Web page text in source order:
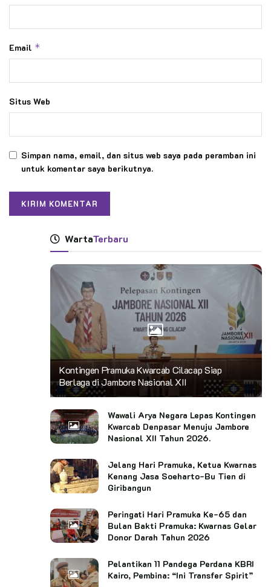
Email *
Situs Web
Simpan nama, email, dan situs web saya pada peramban ini
untuk komentar saya berikutnya.
WartaTerbaru
Kontingen Pramuka Kwarcab Cilacap Siap
Berlaga di Jambore Nasional XII
Wawali Arya Negara Lepas Kontingen
Kwarcab Denpasar Menuju Jambore
Nasional XII Tahun 2026.
Jelang Hari Pramuka, Ketua Kwarnas
Kenang Jasa Soeharto-Bu Tien di
Giribangun
Peringati Hari Pramuka Ke-65 dan
Bulan Bakti Pramuka: Kwarnas Gelar
Donor Darah Tahun 2026
Pelantikan 11 Pandega Perdana KBRI
Kairo, Pembina: “Ini Transfer Spirit”